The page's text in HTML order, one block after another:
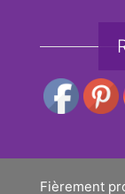
Fièrement